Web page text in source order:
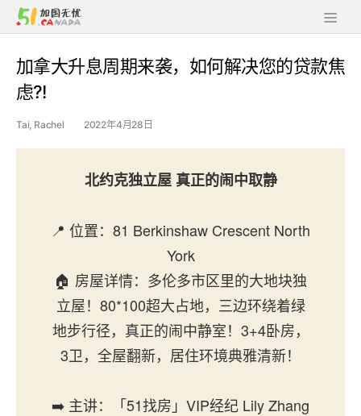
加拿大升息周期来袭，如何解决您的贷款焦
虑?!
Tai, Rachel 2022年4月28日
北约克独立屋 真正的闹中取静
📍 位置：81 Berkinshaw Crescent North
York
🏠 房屋详情：多伦多市区里的大地块独
立屋！80*100超大占地，三边环绕着绿
地步行径，真正的闹中静室！3+4卧房，
3卫，全屋翻新，居住环境典雅清新！
➡️ 主讲：「51找房」VIP经纪 Lily Zhang